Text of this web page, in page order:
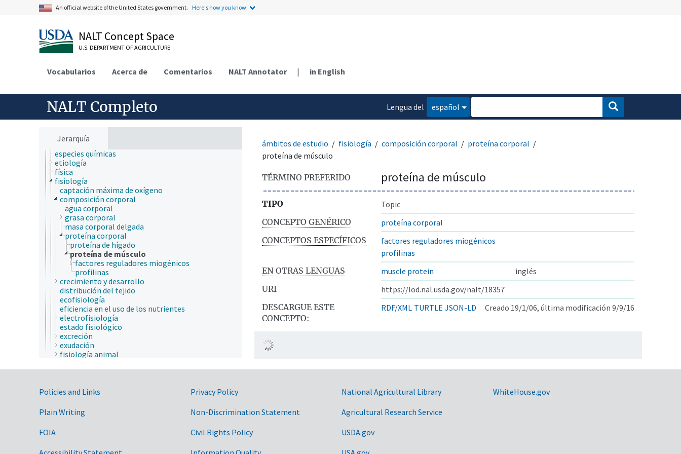
An official website of the United States government. Here's how you know.
NALT Concept Space
U.S. DEPARTMENT OF AGRICULTURE
Vocabularios Acerca de Comentarios NALT Annotator | in English
NALT Completo
Lengua del
español
Jerarquía
ciencia y tecnología geoespaciales
ciencias forestales
ciencias sociales
comunicación (humana)
criobiología
economía
endocrinología
epidemiología
especies químicas
etiología
física
fisiología
captación máxima de oxígeno
composición corporal
agua corporal
grasa corporal
masa corporal delgada
proteína corporal
proteína de hígado
proteína de músculo
factores reguladores miogénicos
profilinas
crecimiento y desarrollo
distribución del tejido
ecofisiología
eficiencia en el uso de los nutrientes
electrofisiología
estado fisiológico
excreción
exudación
fisiología animal
fisiología fúngica
fisiología ocular
incompatibilidad somática
metabolismo
ámbitos de estudio fisiología composición corporal
proteína corporal
proteína de músculo
TÉRMINO PREFERIDO proteína de músculo
TIPO
Topic
CONCEPTO GENÉRICO
proteína corporal
CONCEPTOS ESPECÍFICOS
factores reguladores miogénicos
profilinas
EN OTRAS LENGUAS
muscle protein
inglés
URI
https://lod.nal.usda.gov/nalt/18357
DESCARGUE ESTE
CONCEPTO:
RDF/XML TURTLE JSON-LD Creado 19/1/06, última modificación 9/9/16
Government Links
Policies and Links
Plain Writing
FOIA
Privacy Policy
Non-Discrimination Statement
Civil Rights Policy
National Agricultural Library
Agricultural Research Service
USDA.gov
WhiteHouse.gov